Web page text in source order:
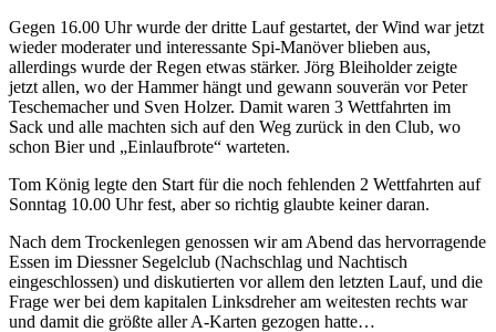
Gegen 16.00 Uhr wurde der dritte Lauf gestartet, der Wind war jetzt
wieder moderater und interessante Spi-Manöver blieben aus,
allerdings wurde der Regen etwas stärker. Jörg Bleiholder zeigte
jetzt allen, wo der Hammer hängt und gewann souverän vor Peter
Teschemacher und Sven Holzer. Damit waren 3 Wettfahrten im
Sack und alle machten sich auf den Weg zurück in den Club, wo
schon Bier und „Einlaufbrote“ warteten.
Tom König legte den Start für die noch fehlenden 2 Wettfahrten auf
Sonntag 10.00 Uhr fest, aber so richtig glaubte keiner daran.
Nach dem Trockenlegen genossen wir am Abend das hervorragende
Essen im Diessner Segelclub (Nachschlag und Nachtisch
eingeschlossen) und diskutierten vor allem den letzten Lauf, und die
Frage wer bei dem kapitalen Linksdreher am weitesten rechts war
und damit die größte aller A-Karten gezogen hatte…